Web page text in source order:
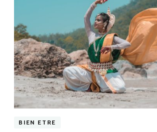
BIEN ETRE